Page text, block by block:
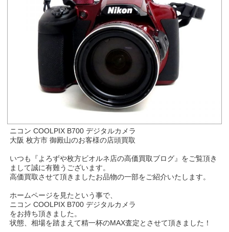
ニコン COOLPIX B700 デジタルカメラ
大阪 枚方市 御殿山のお客様の店頭買取
いつも『よろずや枚方ビオルネ店の高価買取ブログ』をご覧頂き
まして誠に有難うございます。
高価買取させて頂きましたお品物の一部をご紹介いたします。
ホームページを見たという事で、
ニコン COOLPIX B700 デジタルカメラ
をお持ち頂きました。
状態、相場を踏まえて精一杯のMAX査定とさせて頂きました！